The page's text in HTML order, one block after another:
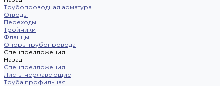
Трубопроводная арматура
Отводы
Переходы
Тройники
Фланцы
Опоры трубопровода
Спецпредложения
Назад
Спецпредложения
Листы нержавеющие
Труба профильная